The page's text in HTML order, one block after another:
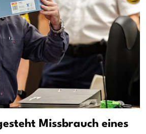
Missbrauch eines